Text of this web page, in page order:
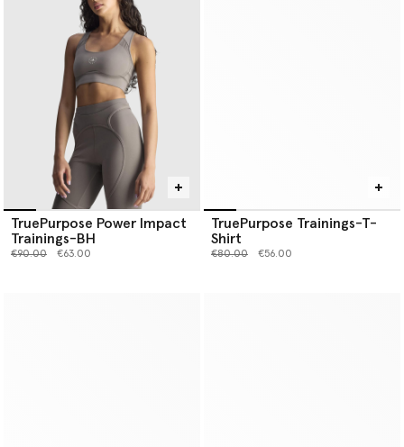
TruePurpose Power Impact
Trainings-BH
Preis reduziert von
€90.00bis€63.00
TruePurpose Trainings-T-
Shirt
Preis reduziert von
€80.00bis€56.00